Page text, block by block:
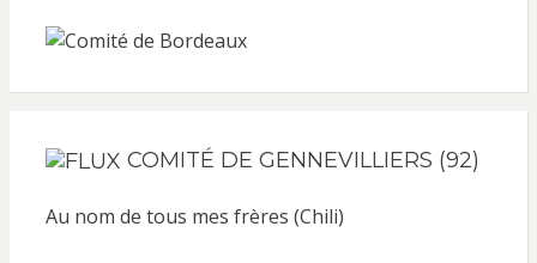
COMITÉ DE GENNEVILLIERS (92)
Au nom de tous mes frères (Chili)